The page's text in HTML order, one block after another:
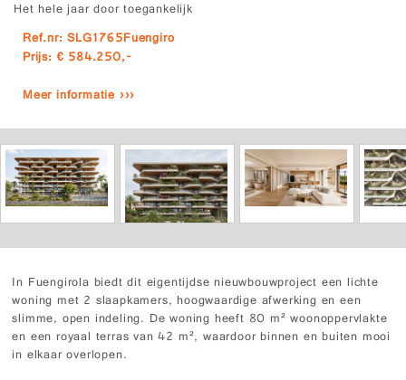
Het hele jaar door toegankelijk
Ref.nr: SLG1765Fuengiro
Prijs: € 584.250,-
Meer informatie ›››
In Fuengirola biedt dit eigentijdse nieuwbouwproject een lichte
woning met 2 slaapkamers, hoogwaardige afwerking en een
slimme, open indeling. De woning heeft 80 m² woonoppervlakte
en een royaal terras van 42 m², waardoor binnen en buiten mooi
in elkaar overlopen.